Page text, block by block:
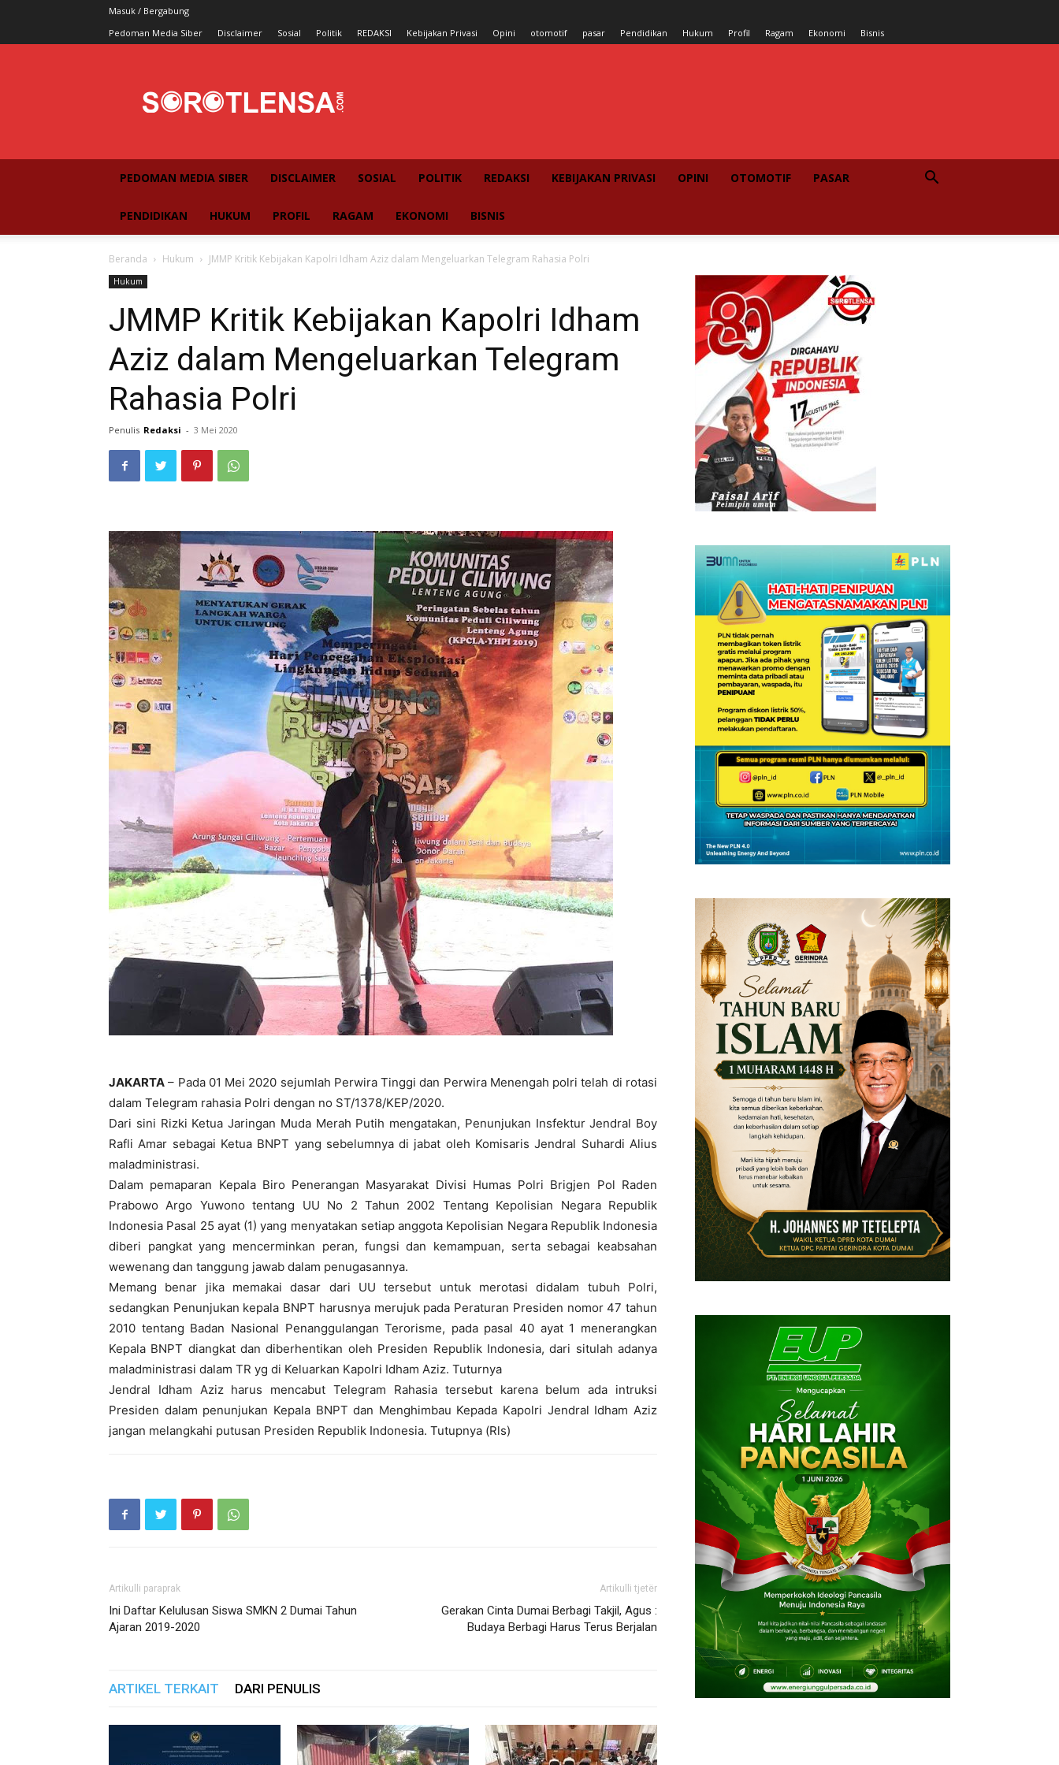
Masuk / Bergabung
Pedoman Media Siber
Disclaimer Sosial Politik REDAKSI Kebijakan Privasi Opini otomotif pasar Pendidikan Hukum Profil Ragam Ekonomi Bisnis
PEDOMAN MEDIA SIBER DISCLAIMER SOSIAL POLITIK REDAKSI KEBIJAKAN PRIVASI OPINI OTOMOTIF PASAR
PENDIDIKAN HUKUM PROFIL RAGAM EKONOMI BISNIS
Beranda Hukum JMMP Kritik Kebijakan Kapolri Idham Aziz dalam Mengeluarkan Telegram Rahasia Polri
Hukum
JMMP Kritik Kebijakan Kapolri Idham
Aziz dalam Mengeluarkan Telegram
Rahasia Polri
Penulis Redaksi - 3 Mei 2020
JAKARTA – Pada 01 Mei 2020 sejumlah Perwira Tinggi dan Perwira Menengah polri telah di rotasi
dalam Telegram rahasia Polri dengan no ST/1378/KEP/2020.
Dari sini Rizki Ketua Jaringan Muda Merah Putih mengatakan, Penunjukan Insfektur Jendral Boy
Rafli Amar sebagai Ketua BNPT yang sebelumnya di jabat oleh Komisaris Jendral Suhardi Alius
maladministrasi.
Dalam pemaparan Kepala Biro Penerangan Masyarakat Divisi Humas Polri Brigjen Pol Raden
Prabowo Argo Yuwono tentang UU No 2 Tahun 2002 Tentang Kepolisian Negara Republik
Indonesia Pasal 25 ayat (1) yang menyatakan setiap anggota Kepolisian Negara Republik Indonesia
diberi pangkat yang mencerminkan peran, fungsi dan kemampuan, serta sebagai keabsahan
wewenang dan tanggung jawab dalam penugasannya.
Memang benar jika memakai dasar dari UU tersebut untuk merotasi didalam tubuh Polri,
sedangkan Penunjukan kepala BNPT harusnya merujuk pada Peraturan Presiden nomor 47 tahun
2010 tentang Badan Nasional Penanggulangan Terorisme, pada pasal 40 ayat 1 menerangkan
Kepala BNPT diangkat dan diberhentikan oleh Presiden Republik Indonesia, dari situlah adanya
maladministrasi dalam TR yg di Keluarkan Kapolri Idham Aziz. Tuturnya
Jendral Idham Aziz harus mencabut Telegram Rahasia tersebut karena belum ada intruksi
Presiden dalam penunjukan Kepala BNPT dan Menghimbau Kepada Kapolri Jendral Idham Aziz
jangan melangkahi putusan Presiden Republik Indonesia. Tutupnya (Rls)
Artikulli paraprak
Ini Daftar Kelulusan Siswa SMKN 2 Dumai Tahun
Ajaran 2019-2020
Artikulli tjetër
Gerakan Cinta Dumai Berbagi Takjil, Agus :
Budaya Berbagi Harus Terus Berjalan
ARTIKEL TERKAIT DARI PENULIS